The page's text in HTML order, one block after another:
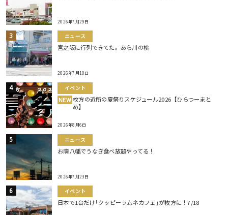
2026年7月29日
ニュース
宮之阪に行列できてた。あら川の桃
2026年7月10日
イベント
NEW 枚方の近所の夏祭りスケジュール2026【ひらつーまと
め】
2026年8月6日
ニュース
お隣八幡でうなぎ食べ放題やってる！
2026年7月23日
イベント
日本で1台だけ｢クッピーラムネカフェ｣が枚方に！7/18